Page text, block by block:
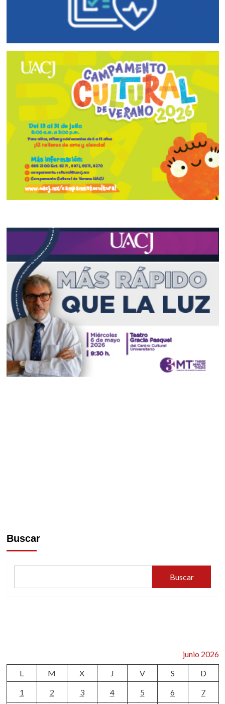
Buscar
Buscar
junio 2026
L
M X J V S
D
1
2 3 4 5 6 7